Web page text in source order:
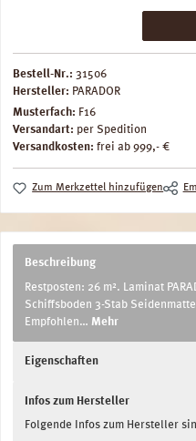
Bestell-Nr.: 31506
Hersteller: PARADOR
Musterfach: F16
Versandart: per Spedition
Versandkosten: frei ab 999,- €
Zum Merkzettel hinzufügen
Beschreibung
Restposten: 26 m². Laminat
Schiffsboden 3-Stab
Empfohlen… Mehr
Eigenschaften
Infos zum Hersteller
Folgende Infos zum Hersteller